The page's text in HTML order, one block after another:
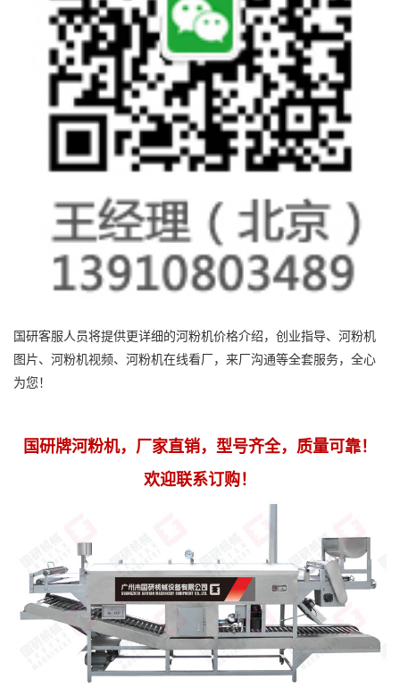
国研客服人员将提供更详细的河粉机价格介绍，创业指导、河粉机
图片、河粉机视频、河粉机在线看厂，来厂沟通等全套服务，全心
为您！
国研牌河粉机，厂家直销，型号齐全，质量可靠！
欢迎联系订购！